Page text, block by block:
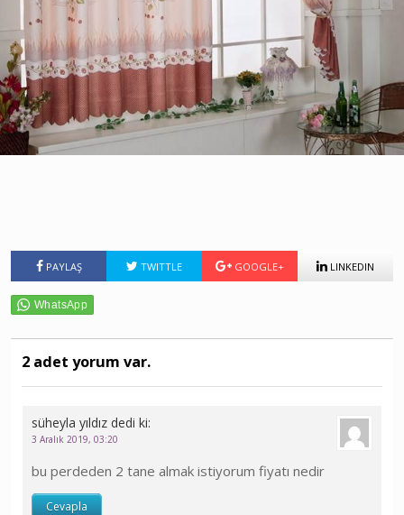
PAYLAŞ TWITTLE GOOGLE+ LINKEDIN
2 adet yorum var.
süheyla yıldız dedi ki:
3 Aralık 2019, 03:20
bu perdeden 2 tane almak istiyorum fiyatı nedir
Cevapla